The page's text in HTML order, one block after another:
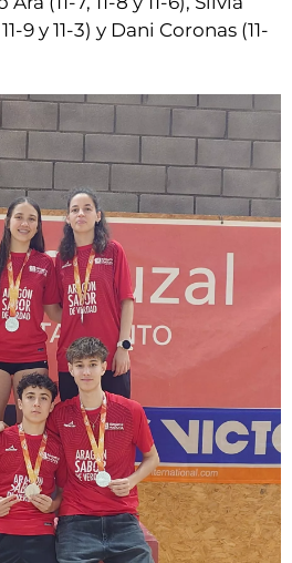
9 y 11-3) y Dani Coronas (11-